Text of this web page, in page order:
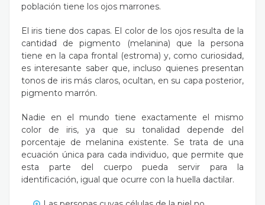
población tiene los ojos marrones.
El iris tiene dos capas. El color de los ojos resulta de la
cantidad de pigmento (melanina) que la persona
tiene en la capa frontal (estroma) y, como curiosidad,
es interesante saber que, incluso quienes presentan
tonos de iris más claros, ocultan, en su capa posterior,
pigmento marrón.
Nadie en el mundo tiene exactamente el mismo
color de iris, ya que su tonalidad depende del
porcentaje de melanina existente. Se trata de una
ecuación única para cada individuo, que permite que
esta parte del cuerpo pueda servir para la
identificación, igual que ocurre con la huella dactilar.